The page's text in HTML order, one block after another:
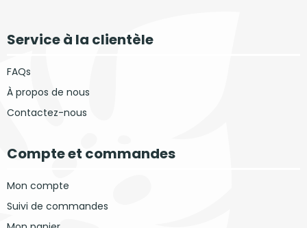
Service à la clientèle
FAQs
À propos de nous
Contactez-nous
Compte et commandes
Mon compte
Suivi de commandes